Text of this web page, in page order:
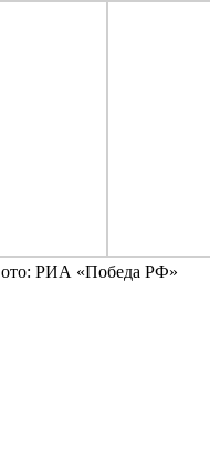
РИА «Победа РФ»